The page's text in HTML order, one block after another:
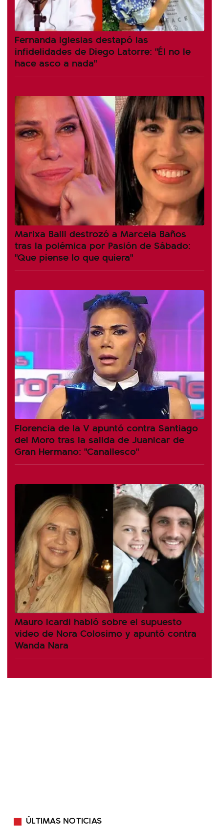
Fernanda Iglesias destapó las
infidelidades de Diego Latorre: "Él no le
hace asco a nada"
Marixa Balli destrozó a Marcela Baños
tras la polémica por Pasión de Sábado:
"Que piense lo que quiera"
Florencia de la V apuntó contra Santiago
del Moro tras la salida de Juanicar de
Gran Hermano: "Canallesco"
Mauro Icardi habló sobre el supuesto
video de Nora Colosimo y apuntó contra
Wanda Nara
ÚLTIMAS NOTICIAS